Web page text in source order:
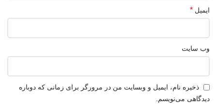
ایمیل *
وب‌ سایت
ذخیره نام، ایمیل و وبسایت من در مرورگر برای زمانی که دوباره
دیدگاهی می‌نویسم.